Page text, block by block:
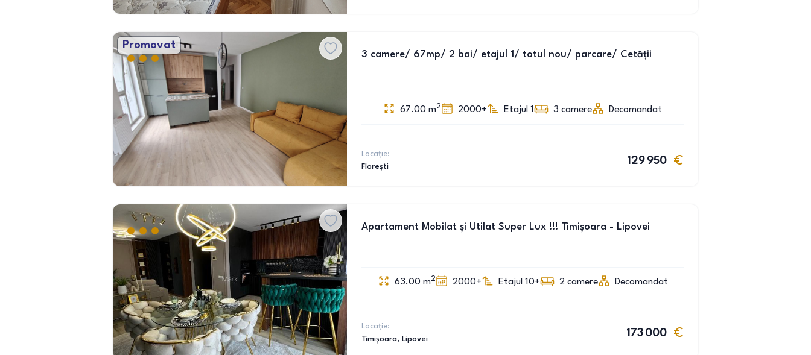
Promovat
3 camere/ 67mp/ 2 bai/ etajul 1/ totul nou/ parcare/ Cetății
67.00 m2 2000+ Etajul 1 3 camere Decomandat
Locație:
Florești
129 950
Apartament Mobilat și Utilat Super Lux !!! Timișoara - Lipovei
63.00 m2 2000+ Etajul 10+ 2 camere Decomandat
Locație:
Timișoara, Lipovei
173 000